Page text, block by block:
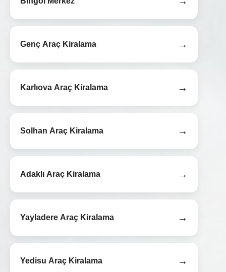
Genç Araç Kiralama →
Karlıova Araç Kiralama →
Solhan Araç Kiralama →
Adaklı Araç Kiralama →
Yayladere Araç Kiralama →
Yedisu Araç Kiralama →